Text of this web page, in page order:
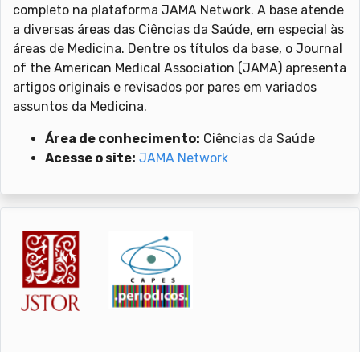
completo na plataforma JAMA Network. A base atende
a diversas áreas das Ciências da Saúde, em especial às
áreas de Medicina. Dentre os títulos da base, o Journal
of the American Medical Association (JAMA) apresenta
artigos originais e revisados por pares em variados
assuntos da Medicina.
Área de conhecimento: Ciências da Saúde
Acesse o site: JAMA Network